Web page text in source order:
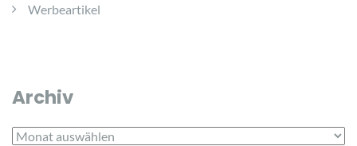
Werbeartikel
Archiv
Archiv